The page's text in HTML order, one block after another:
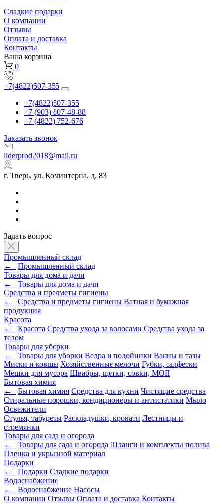
Сладкие подарки
О компании
Отзывы
Оплата и доставка
Контакты
Ваша корзина
0
+7(4822)507-355
+7(4822)507-355
+7 (903) 807-48-88
+7 (4822) 752-676
Заказать звонок
liderprod2018@mail.ru
г. Тверь, ул. Коминтерна, д. 83
Задать вопрос
Промышленный склад
←
Промышленный склад
Товары для дома и дачи
←
Товары для дома и дачи
Средства и предметы гигиены
←
Средства и предметы гигиены Ватная и бумажная
продукция
Красота
←
Красота Средства ухода за волосами Средства ухода за
телом
Товары для уборки
←
Товары для уборки Ведра и подойники Ванны и тазы
Миски и ковшы Хозяйственные мелочи Губки, салфетки
Мешки для мусора Швабры, щетки, совки, МОП
Бытовая химия
←
Бытовая химия Средства для кухни Чистящие средства
Стиральные порошки, кондиционеры и антистатики Мыло
Освежители
Стулья, табуреты Раскладушки, кровати Лестницы и
стремянки
Товары для сада и огорода
←
Товары для сада и огорода Шланги и комплекты полива
Пленка и укрывной материал
Подарки
←
Подарки Cладкие подарки
Водоснабжение
←
Водоснабжение Насосы
О компании Отзывы Оплата и доставка Контакты